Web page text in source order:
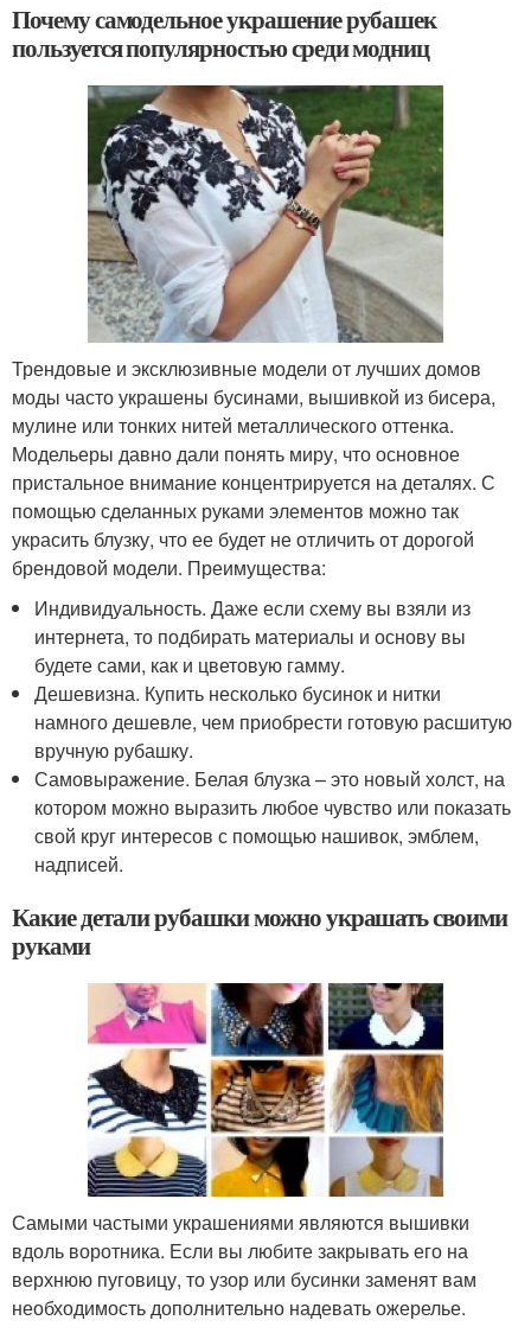
Почему самодельное украшение рубашек
пользуется популярностью среди модниц
Трендовые и эксклюзивные модели от лучших домов
моды часто украшены бусинами, вышивкой из бисера,
мулине или тонких нитей металлического оттенка.
Модельеры давно дали понять миру, что основное
пристальное внимание концентрируется на деталях. С
помощью сделанных руками элементов можно так
украсить блузку, что ее будет не отличить от дорогой
брендовой модели. Преимущества:
Индивидуальность. Даже если схему вы взяли из
интернета, то подбирать материалы и основу вы
будете сами, как и цветовую гамму.
Дешевизна. Купить несколько бусинок и нитки
намного дешевле, чем приобрести готовую расшитую
вручную рубашку.
Самовыражение. Белая блузка – это новый холст, на
котором можно выразить любое чувство или показать
свой круг интересов с помощью нашивок, эмблем,
надписей.
Какие детали рубашки можно украшать своими
руками
Самыми частыми украшениями являются вышивки
вдоль воротника. Если вы любите закрывать его на
верхнюю пуговицу, то узор или бусинки заменят вам
необходимость дополнительно надевать ожерелье.